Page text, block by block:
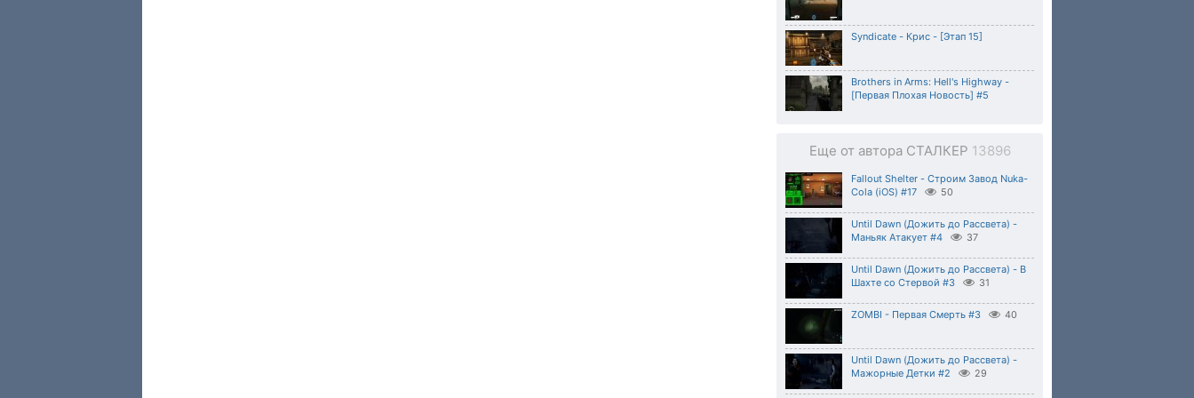
Syndicate - Крис - [Этап 15]
Brothers in Arms: Hell's Highway -
[Первая Плохая Новость] #5
Еще от автора СТАЛКЕР 13896
Fallout Shelter - Строим Завод Nuka-
Cola (iOS) #17
50
Until Dawn (Дожить до Рассвета) -
Маньяк Атакует #4
37
Until Dawn (Дожить до Рассвета) - В
Шахте со Стервой #3
31
ZOMBI - Первая Смерть #3 40
Until Dawn (Дожить до Рассвета) -
Мажорные Детки #2
29